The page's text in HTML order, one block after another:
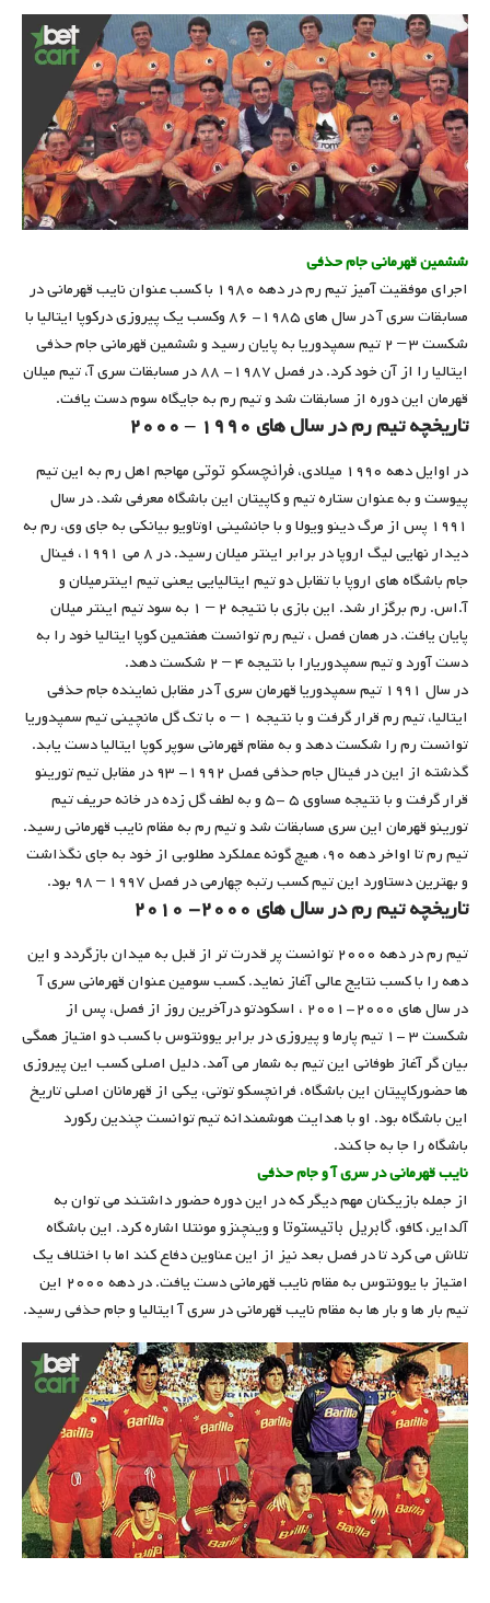
ششمین قهرمانی جام حذفی
اجرای موفقیت آمیز تیم رم در دهه ۱۹۸۰ با کسب عنوان نایب قهرمانی در
مسابقات سری آ در سال های ۱۹۸۵- ۸۶ وکسب یک پیروزی درکوپا ایتالیا با
شکست ۳ – ۲ تیم سمپدوریا به پایان رسید و ششمین قهرمانی جام حذفی
ایتالیا را از آن خود کرد. در فصل ۱۹۸۷- ۸۸ در مسابقات سری آ، تیم میلان
قهرمان این دوره از مسابقات شد و تیم رم به جایگاه سوم دست یافت.
تاریخچه تیم رم در سال های ۱۹۹۰ – ۲۰۰۰
در اوایل دهه ۱۹۹۰ میلادی، فرانچسکو توتیمهاجم اهل رم به این تیم
پیوست و به عنوان ستاره تیم و کاپیتان این باشگاه معرفی شد. در سال
۱۹۹۱ پس از مرگ دینو ویولا و با جانشینی اوتاویو بیانکی به جای وی، رم به
دیدار نهایی لیگ اروپا در برابر اینتر میلان رسید. در ۸ می ۱۹۹۱، فینال
جام باشگاه های اروپا با تقابل دو تیم ایتالیایی یعنی تیم اینترمیلان و
آ.اس. رم برگزار شد. این بازی با نتیجه ۲ – ۱ به سود تیم اینتر میلان
پایان یافت. در همان فصل ، تیم رم توانست هفتمین كوپا ایتالیا خود را به
دست آورد و تیم سمپدوریارا با نتیجه ۴ – ۲ شکست دهد.
در سال ۱۹۹۱ تیم سمپدوریا قهرمان سری آ در مقابل نماینده جام حذفی
ایتالیا، تیم رم قرار گرفت و با نتیجه ۱ – ۰ با تک گل مانچینی تیم سمپدوریا
توانست رم را شکست دهد و به مقام قهرمانی سوپر کوپا ایتالیا دست یابد.
گذشته از این در فینال جام حذفی فصل ۱۹۹۲- ۹۳ در مقابل تیم تورینو
قرار گرفت و با نتیجه مساوی ۵ -۵ و به لطف گل زده در خانه حریف تیم
تورینو قهرمان این سری مسابقات شد و تیم رم به مقام نایب قهرمانی رسید.
تیم رم تا اواخر دهه ۹۰، هیچ گونه عملکرد مطلوبی از خود به جای نگذاشت
و بهترین دستاورد این تیم کسب رتبه چهارمی در فصل ۱۹۹۷ – ۹۸ بود.
تاریخچه تیم رم در سال های ۲۰۰۰- ۲۰۱۰
تیم رم در دهه ۲۰۰۰ توانست پر قدرت تر از قبل به میدان بازگردد و این
دهه را با کسب نتایج عالی آغاز نماید. كسب سومین عنوان قهرمانی سری آ
در سال های ۲۰۰۰-۲۰۰۱ ، اسکودتو درآخرین روز از فصل، پس از
شکست ۳ -۱ تیم پارما و پیروزی در برابر یوونتوس با کسب دو امتیاز همگی
بیان گر آغاز طوفانی این تیم به شمار می آمد. دلیل اصلی کسب این پیروزی
ها حضورکاپیتان این باشگاه، فرانچسکو توتی، یکی از قهرمانان اصلی تاریخ
این باشگاه بود. او با هدایت هوشمندانه تیم توانست چندین رکورد
باشگاه را جا به جا کند.
نایب قهرمانی در سری آ و جام حذفی
از جمله بازیکنان مهم دیگر که در این دوره حضور داشتند می توان به
آلدایر، کافو،گابریل باتیستوتا و وینچنزو مونتلا اشاره کرد. این باشگاه
تلاش می کرد تا در فصل بعد نیز از این عناوین دفاع کند اما با اختلاف یک
امتیاز با یوونتوس به مقام نایب قهرمانی دست یافت. در دهه ۲۰۰۰ این
تیم بار ها و بار ها به مقام نایب قهرمانی در سری آ ایتالیا و جام حذفی رسید.